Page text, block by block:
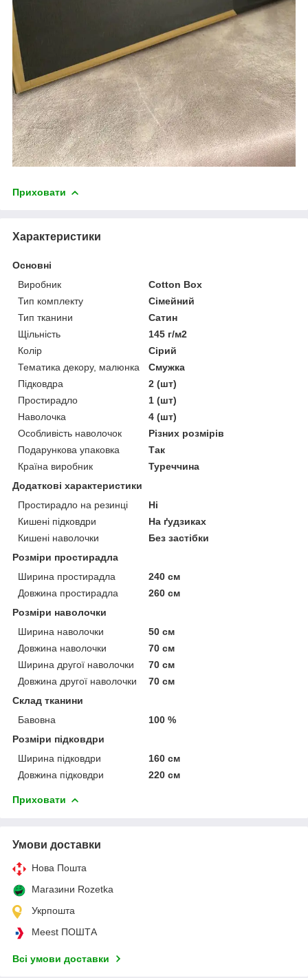
Приховати
Характеристики
Основні
Виробник
Cotton Box
Тип комплекту
Сімейний
Тип тканини
Сатин
Щільність
145 г/м2
Колір
Сірий
Тематика декору, малюнка
Смужка
Підковдра
2 (шт)
Простирадло
1 (шт)
Наволочка
4 (шт)
Особливість наволочок
Різних розмірів
Подарункова упаковка
Так
Країна виробник
Туреччина
Додаткові характеристики
Простирадло на резинці
Ні
Кишені підковдри
На ґудзиках
Кишені наволочки
Без застібки
Розміри простирадла
Ширина простирадла
240 см
Довжина простирадла
260 см
Розміри наволочки
Ширина наволочки
50 см
Довжина наволочки
70 см
Ширина другої наволочки
70 см
Довжина другої наволочки
70 см
Склад тканини
Бавовна
100 %
Розміри підковдри
Ширина підковдри
160 см
Довжина підковдри
220 см
Приховати
Умови доставки
Нова Пошта
Магазини Rozetka
Укрпошта
Meest ПОШТА
Всі умови доставки